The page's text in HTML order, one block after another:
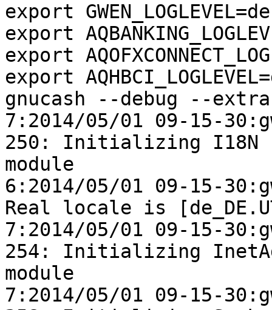
export
export
export
export
gnucash --debug --
7:2014/05/01 09-15-
250: Initializing I18N
module
6:2014/05/01 09-15-
Real locale is
7:2014/05/01 09-15-
254: Initializing
module
7:2014/05/01 09-15-